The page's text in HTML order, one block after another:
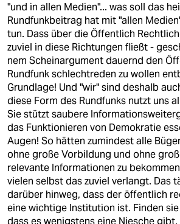
"und in allen Medien"... was soll das
Rundfunkbeitrag hat mit "allen
tun. Dass über die Öffentlich
zuviel in diese Richtungen fließt -
nem Scheinargument dauernd den
Rundfunk schlechtreden zu wollen
Grundlage! Und "wir" sind deshalb
diese Form des Rundfunks nutzt uns
Sie stützt saubere
das Funktionieren von Demokratie
Augen! So hätten zumindest alle
ohne große Vorbildung und ohne
relevante Informationen zu
vielen selbst das zuviel verlangt. Das
darüber hinweg, dass der öffentlich
eine wichtige Institution ist. Finden
dass es wenigstens eine Niesche